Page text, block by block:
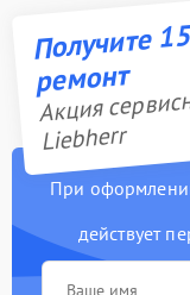
Получите
ремонт
Акция
Liebherr
При
действует